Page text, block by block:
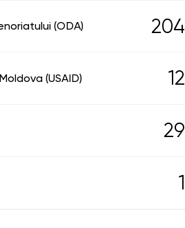
(ODA) 204
(USAID) 12
29
1